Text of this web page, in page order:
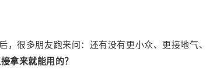
，很多朋友跑来问：还有没有更小众、更接地气、
拿来就能用的？